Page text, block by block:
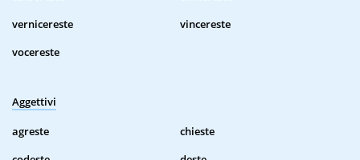
vernicereste
vincereste
vocereste
Aggettivi
agreste
chieste